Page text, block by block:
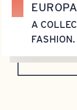
EUROPA
A
FASHION.